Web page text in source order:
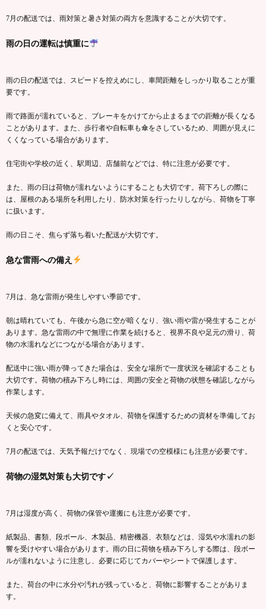
7月の配送では、雨対策と暑さ対策の両方を意識することが大切です。
雨の日の運転は慎重に
雨の日の配送では、スピードを控えめにし、車間距離をしっかり取ることが重
要です。
雨で路面が濡れていると、ブレーキをかけてから止まるまでの距離が長くなる
ことがあります。また、歩行者や自転車も傘をさしているため、周囲が見えに
くくなっている場合があります。
住宅街や学校の近く、駅周辺、店舗前などでは、特に注意が必要です。
また、雨の日は荷物が濡れないようにすることも大切です。荷下ろしの際に
は、屋根のある場所を利用したり、防水対策を行ったりしながら、荷物を丁寧
に扱います。
雨の日こそ、焦らず落ち着いた配送が大切です。
急な雷雨への備え
7月は、急な雷雨が発生しやすい季節です。
朝は晴れていても、午後から急に空が暗くなり、強い雨や雷が発生することが
あります。急な雷雨の中で無理に作業を続けると、視界不良や足元の滑り、荷
物の水濡れなどにつながる場合があります。
配送中に強い雨が降ってきた場合は、安全な場所で一度状況を確認することも
大切です。荷物の積み下ろし時には、周囲の安全と荷物の状態を確認しながら
作業します。
天候の急変に備えて、雨具やタオル、荷物を保護するための資材を準備してお
くと安心です。
7月の配送では、天気予報だけでなく、現場での空模様にも注意が必要です。
荷物の湿気対策も大切です✓
7月は湿度が高く、荷物の保管や運搬にも注意が必要です。
紙製品、書類、段ボール、木製品、精密機器、衣類などは、湿気や水濡れの影
響を受けやすい場合があります。雨の日に荷物を積み下ろしする際は、段ボー
ルが濡れないように注意し、必要に応じてカバーやシートで保護します。
また、荷台の中に水分や汚れが残っていると、荷物に影響することがありま
す。